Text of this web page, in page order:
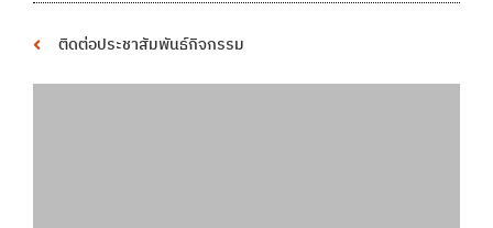
ติดต่อประชาสัมพันธ์กิจกรรม